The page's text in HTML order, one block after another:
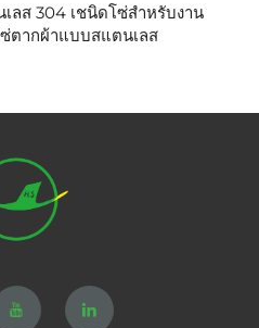
ลส 304 เชนิดโซ่สำหรับงาน
ตากผ้าแบบสแตนเลส